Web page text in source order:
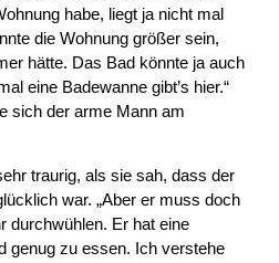
habe, liegt ja nicht mal
die Wohnung größer sein,
hätte. Das Bad könnte ja auch
eine Badewanne gibt’s hier.“
sich der arme Mann am
traurig, als sie sah, dass der
war. „Aber er muss doch
durchwühlen. Er hat eine
genug zu essen. Ich verstehe